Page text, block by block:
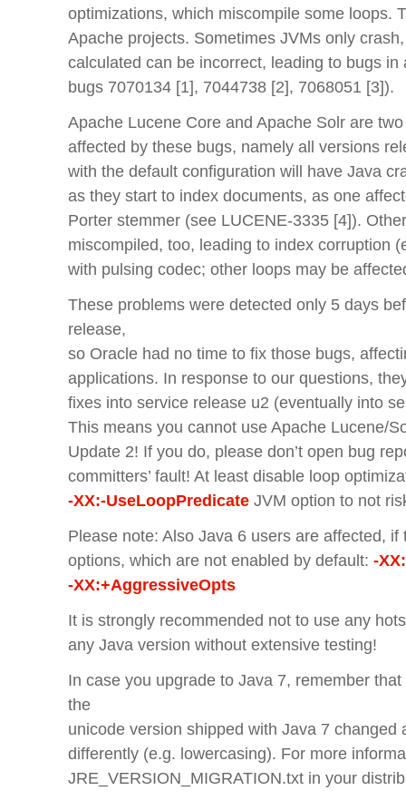
optimizations, which miscompile some loops.
Apache projects. Sometimes JVMs only
calculated can be incorrect, leading to bugs
bugs 7070134 [1], 7044738 [2], 7068051 [3]).
Apache Lucene Core and Apache Solr are
affected by these bugs, namely all versions
with the default configuration will have Java
as they start to index documents, as one
Porter stemmer (see LUCENE-3335 [4]).
miscompiled, too, leading to index corruption
with pulsing codec; other loops may be
These problems were detected only 5 days
release,
so Oracle had no time to fix those bugs,
applications. In response to our questions,
fixes into service release u2 (eventually into
This means you cannot use Apache Lucene/
Update 2! If you do, please don’t open bug
committers’ fault! At least disable loop
-XX:-UseLoopPredicate JVM option to not
Please note: Also Java 6 users are affected,
options, which are not enabled by default: -
-XX:+AggressiveOpts
It is strongly recommended not to use any
any Java version without extensive testing!
In case you upgrade to Java 7, remember
the
unicode version shipped with Java 7 changed
differently (e.g. lowercasing). For more
JRE_VERSION_MIGRATION.txt in your